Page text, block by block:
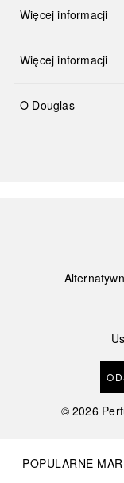
Więcej informacji
Więcej informacji
O Douglas
©2026
POPULARNE